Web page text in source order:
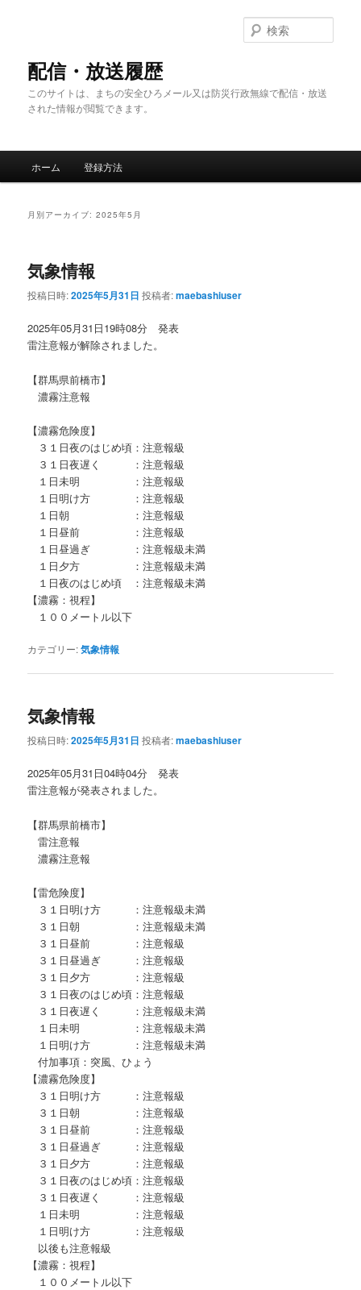
配信・放送履歴
このサイトは、まちの安全ひろメール又は防災行政無線で配信・放送
された情報が閲覧できます。
索
ホーム 登録方法
月別アーカイブ:2025年5月
気象情報
投稿日時:2025年5月31日 投稿者:maebashiuser
2025年05月31日19時08分 発表
雷注意報が解除されました。
【群馬県前橋市】
濃霧注意報
【濃霧危険度】
３１日夜のはじめ頃：注意報級
３１日夜遅く ：注意報級
１日未明 ：注意報級
１日明け方 ：注意報級
１日朝 ：注意報級
１日昼前 ：注意報級
１日昼過ぎ ：注意報級未満
１日夕方 ：注意報級未満
１日夜のはじめ頃 ：注意報級未満
【濃霧：視程】
１００メートル以下
カテゴリー:気象情報
気象情報
投稿日時:2025年5月31日 投稿者:maebashiuser
2025年05月31日04時04分 発表
雷注意報が発表されました。
【群馬県前橋市】
雷注意報
濃霧注意報
【雷危険度】
３１日明け方 ：注意報級未満
３１日朝 ：注意報級未満
３１日昼前 ：注意報級
３１日昼過ぎ ：注意報級
３１日夕方 ：注意報級
３１日夜のはじめ頃：注意報級
３１日夜遅く ：注意報級未満
１日未明 ：注意報級未満
１日明け方 ：注意報級未満
付加事項：突風、ひょう
【濃霧危険度】
３１日明け方 ：注意報級
３１日朝 ：注意報級
３１日昼前 ：注意報級
３１日昼過ぎ ：注意報級
３１日夕方 ：注意報級
３１日夜のはじめ頃：注意報級
３１日夜遅く ：注意報級
１日未明 ：注意報級
１日明け方 ：注意報級
以後も注意報級
【濃霧：視程】
１００メートル以下